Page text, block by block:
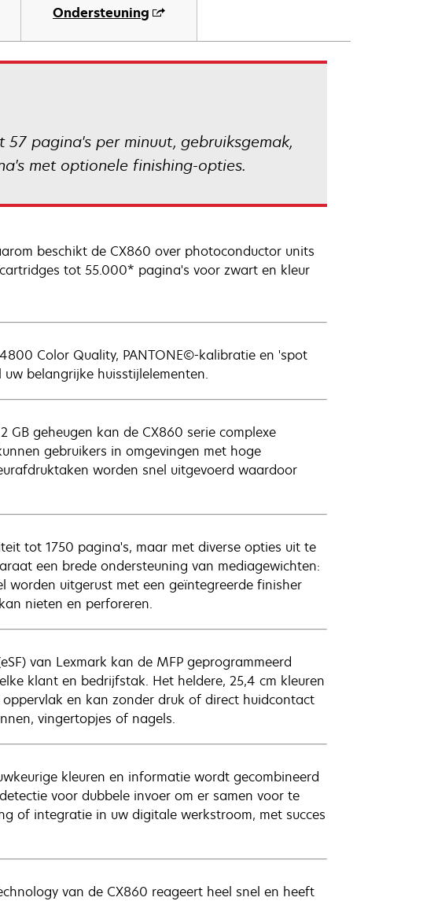
Ondersteuning
pagina's per minuut, gebruiksgemak,
met optionele finishing-opties.
beschikt de CX860 over photoconductor units
tot 55.000* pagina's voor zwart en kleur
Color Quality, PANTONE©-kalibratie en 'spot
belangrijke huisstijlelementen.
GB geheugen kan de CX860 serie complexe
gebruikers in omgevingen met hoge
worden snel uitgevoerd waardoor
tot 1750 pagina's, maar met diverse opties uit te
een brede ondersteuning van mediagewichten:
uitgerust met een geïntegreerde finisher
nieten en perforeren.
van Lexmark kan de MFP geprogrammeerd
klant en bedrijfstak. Het heldere, 25,4 cm kleuren
en kan zonder druk of direct huidcontact
vingertopjes of nagels.
kleuren en informatie wordt gecombineerd
voor dubbele invoer om er samen voor te
of integratie in uw digitale werkstroom, met succes
van de CX860 reageert heel snel en heeft